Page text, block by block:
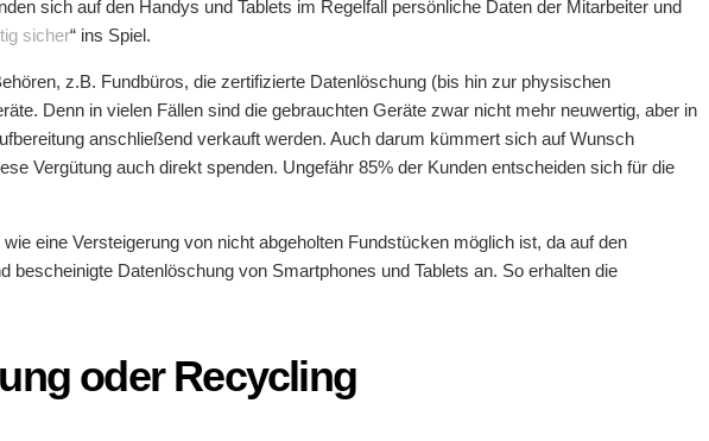
sich auf den Handys und Tablets im Regelfall persönliche Daten der Mitarbeiter und
sicher“ ins Spiel.
z.B. Fundbüros, die zertifizierte Datenlöschung (bis hin zur physischen
Denn in vielen Fällen sind die gebrauchten Geräte zwar nicht mehr neuwertig, aber in
anschließend verkauft werden. Auch darum kümmert sich auf Wunsch
Vergütung auch direkt spenden. Ungefähr 85% der Kunden entscheiden sich für die
eine Versteigerung von nicht abgeholten Fundstücken möglich ist, da auf den
Datenlöschung von Smartphones und Tablets an. So erhalten die
oder Recycling